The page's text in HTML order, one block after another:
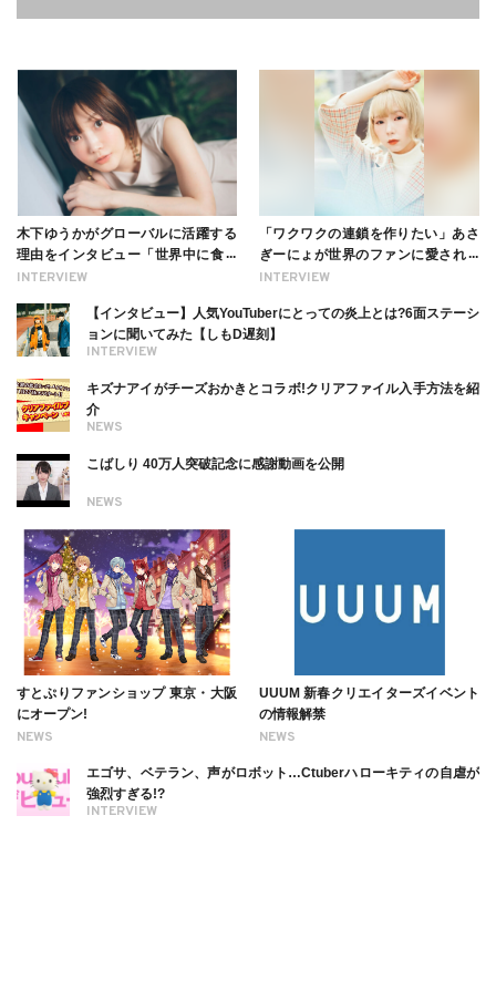
INTERVIEW
木下ゆうかがグローバルに活躍する
理由をインタビュー「世界中に食べ
る幸せを伝えたい」新事務所加入に
INTERVIEW
「ワクワクの連鎖を作りたい」あさ
ぎーにょが世界のファンに愛される
理由【インタビュー】
INTERVIEW
【インタビュー】人気YouTuberにとっての炎上とは?6面ステーシ
ョンに聞いてみた【しもD遅刻】
NEWS
キズナアイがチーズおかきとコラボ!クリアファイル入手方法を紹
介
NEWS
こばしり 40万人突破記念に感謝動画を公開
NEWS
すとぷりファンショップ 東京・大阪
にオープン!
NEWS
UUUM 新春クリエイターズイベント
の情報解禁
INTERVIEW
エゴサ、ベテラン、声がロボット…Ctuberハローキティの自虐が
強烈すぎる!?